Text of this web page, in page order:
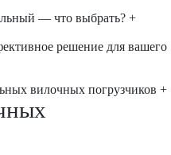
— что выбрать? +
решение для вашего
вилочных погрузчиков +